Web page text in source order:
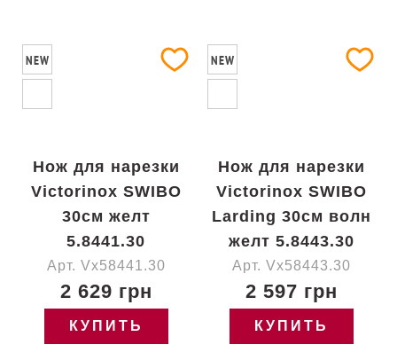
NEW
Нож для нарезки
Victorinox SWIBO
30см желт
5.8441.30
Арт. Vx58441.30
2 629 грн
КУПИТЬ
NEW
Нож для нарезки
Victorinox SWIBO
Larding 30см волн
желт 5.8443.30
Арт. Vx58443.30
2 597 грн
КУПИТЬ